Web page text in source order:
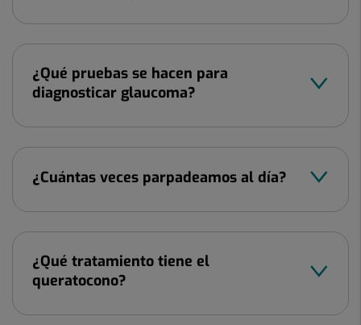
¿Qué pruebas se hacen para
diagnosticar glaucoma?
¿Cuántas veces parpadeamos al día?
¿Qué tratamiento tiene el
queratocono?